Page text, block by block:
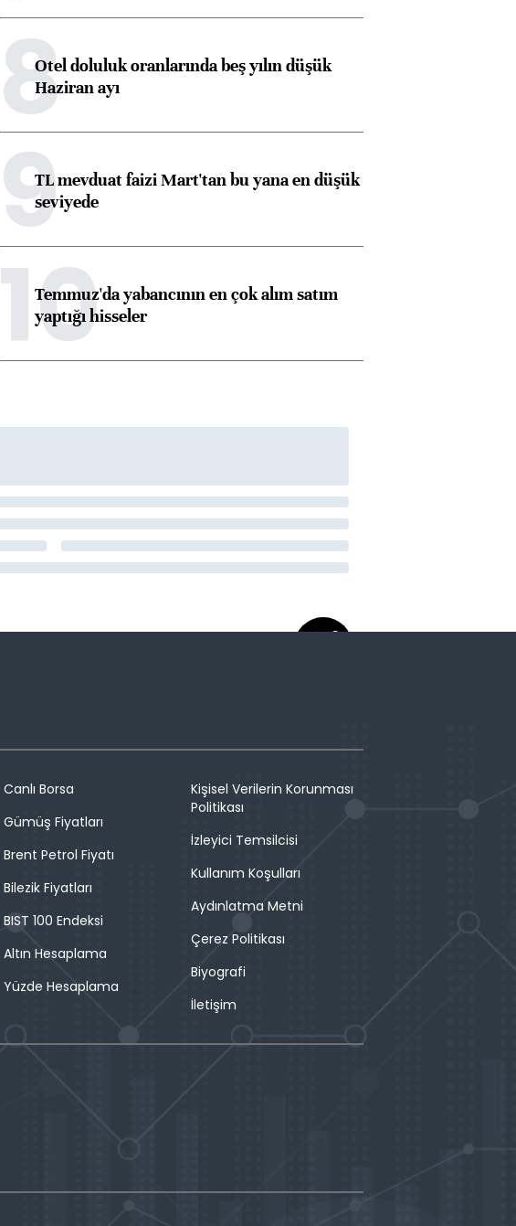
8Otel doluluk oranlarında beş yılın düşük
Haziran ayı
9TL mevduat faizi Mart'tan bu yana en düşük
seviyede
10
Temmuz'da yabancının en çok alım satım
yaptığı hisseler
Canlı Borsa
Gümüş Fiyatları
Brent Petrol Fiyatı
Bilezik Fiyatları
BIST 100 Endeksi
Altın Hesaplama
Yüzde Hesaplama
Kişisel Verilerin Korunması
Politikası
İzleyici Temsilcisi
Kullanım Koşulları
Aydınlatma Metni
Çerez Politikası
Biyografi
İletişim